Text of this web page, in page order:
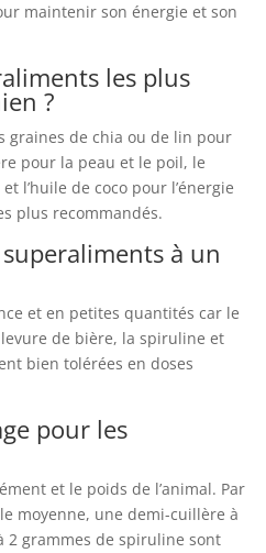
maintenir son énergie et son
les plus
?
graines de chia ou de lin pour
pour la peau et le poil, le
l’huile de coco pour l’énergie
plus recommandés.
à un
et en petites quantités car le
de bière, la spiruline et
bien tolérées en doses
pour les
et le poids de l’animal. Par
moyenne, une demi-cuillère à
2 grammes de spiruline sont